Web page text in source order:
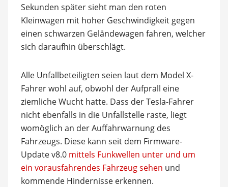
Sekunden später sieht man den roten
Kleinwagen mit hoher Geschwindigkeit gegen
einen schwarzen Geländewagen fahren, welcher
sich daraufhin überschlägt.
Alle Unfallbeteiligten seien laut dem Model X-
Fahrer wohl auf, obwohl der Aufprall eine
ziemliche Wucht hatte. Dass der Tesla-Fahrer
nicht ebenfalls in die Unfallstelle raste, liegt
womöglich an der Auffahrwarnung des
Fahrzeugs. Diese kann seit dem Firmware-
Update v8.0 mittels Funkwellen unter und um
ein vorausfahrendes Fahrzeug sehen und
kommende Hindernisse erkennen.